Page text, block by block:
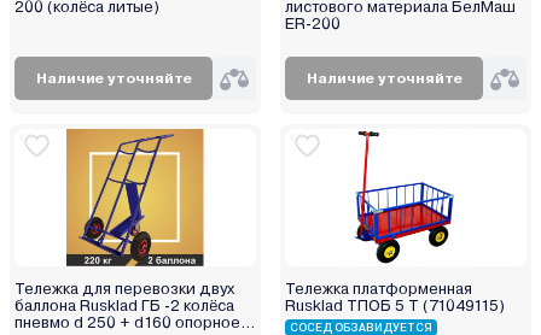
200 (колёса литые)
Наличие уточняйте
листового материала БелМаш
ER-200
Наличие уточняйте
Тележка для перевозки двух
баллона Rusklad ГБ -2 колёса
пневмо d 250 + d160 опорное
Тележка платформенная
Rusklad ТПОБ 5 Т (71049115)
СОСЕД ОБЗАВИДУЕТСЯ